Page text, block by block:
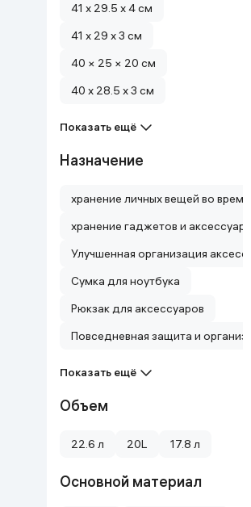
Бытовая химия
Книги
Одежда и Обувь
41 x 29.5 x 4 см
41 x 29 x 3 см
40 × 25 × 20 см
40 x 28.5 x 3 см
Показать ещё
Назначение
хранение личных вещей во
хранение гаджетов и аксессуаров
Улучшенная организация
Сумка для ноутбука
Рюкзак для аксессуаров
Повседневная защита и
Показать ещё
Объем
22.6 л 20L 17.8 л
Основной материал